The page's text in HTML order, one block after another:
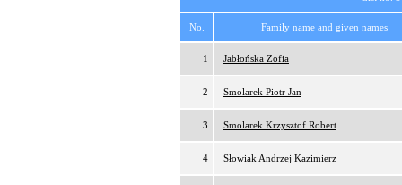
No. Family name and given names
1 Jabłońska Zofia
2 Smolarek Piotr Jan
3 Smolarek Krzysztof Robert
4 Słowiak Andrzej Kazimierz